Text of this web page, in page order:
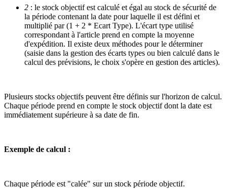
2 : le stock objectif est calculé et égal au stock de sécurité de
la période contenant la date pour laquelle il est défini et
multiplié par (1 + 2 * Ecart Type). L'écart type utilisé
correspondant à l'article prend en compte la moyenne
d'expédition. Il existe deux méthodes pour le déterminer
(saisie dans la gestion des écarts types ou bien calculé dans le
calcul des prévisions, le choix s'opère en gestion des articles).
Plusieurs stocks objectifs peuvent être définis sur l'horizon de calcul.
Chaque période prend en compte le stock objectif dont la date est
immédiatement supérieure à sa date de fin.
Exemple de calcul :
Chaque période est "calée" sur un stock période objectif.